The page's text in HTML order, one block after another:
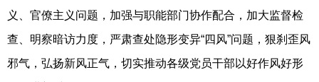
义、官僚主义问题，加强与职能部门协作配合，加大监督检
查、明察暗访力度，严肃查处隐形变异“四风”问题，狠刹歪风
邪气，弘扬新风正气，切实推动各级党员干部以好作风好形